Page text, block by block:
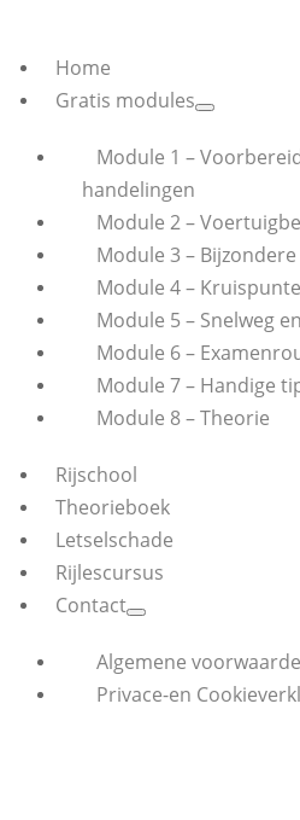
Home
Gratis modules
Module 1 –
handelingen
Module 2 –
Module 3 –
Module 4 –
Module 5 – Snelweg
Module 6 –
Module 7 – Handige
Module 8 – Theorie
Rijschool
Theorieboek
Letselschade
Rijlescursus
Contact
Algemene
Privace-en